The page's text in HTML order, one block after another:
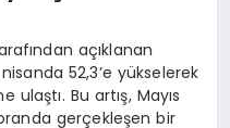
açıklanan
52,3’e yükselerek
ulaştı. Bu artış, Mayıs
gerçekleşen bir